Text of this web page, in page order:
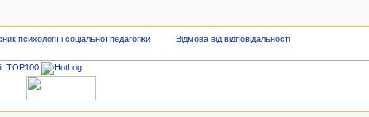
психології і соціальної педагогіки Відмова від відповідальності